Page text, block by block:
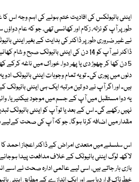
اینٹی بائیوٹکس کی افادیت ختم ہونے کی اہم وجہ اس
طور پر آپ کو نزلہ، زکام اور کھانسی تھی، جو کہ عام
نے غیر ضروری طور پر ڈاکٹر کی ہدایت کے بغیر اینٹی
ڈاکٹر نے آپ کو 14 دن کی اینٹی بائیوٹک صبح و
دنوں میں پوری کی۔ تو یہ تمام وجوہات اینٹی بائیوٹک
ہیں۔ اور اگر آپ نے دو تین مرتبہ ایک ہی اینٹی بائیوٹک
یہ دوا مستقبل میں آپ کے جسم میں موجود بیکٹیریا،
نہیں رکھے گی۔ اس کے بعد یا تو آپ کو اینٹی بائیوٹک
مقدار میں اضافہ کرنا ہوگا، جو کہ آپ کی صحت
لاکھ لوگ اینٹی بائیوٹک کے خلاف مدافعت پیدا
بازی ہار جاتے ہیں، اسی لیے عالمی ادارہ صحت نے اسے